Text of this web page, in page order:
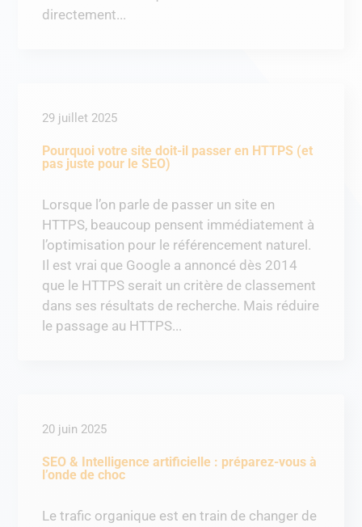
directement...
Pourquoi votre site doit-il passer en HTTPS (et
pas juste pour le SEO)
29 juillet 2025
Lorsque l’on parle de passer un site en
HTTPS, beaucoup pensent immédiatement à
l’optimisation pour le référencement naturel.
Il est vrai que Google a annoncé dès 2014
que le HTTPS serait un critère de classement
dans ses résultats de recherche. Mais réduire
le passage au HTTPS...
SEO & Intelligence artificielle : préparez-vous à
l’onde de choc
20 juin 2025
Le trafic organique est en train de changer de